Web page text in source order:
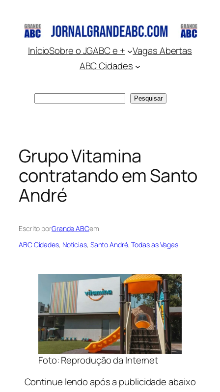
conteúdo
InícioSobre o JGABC e +
Vagas Abertas
ABC Cidades
Pesquisar
Grupo Vitamina
contratando em Santo
André
Escrito porGrande ABCem
ABC Cidades, Notícias, Santo André, Todas as Vagas
Foto: Reprodução da Internet
Continue lendo após a publicidade abaixo